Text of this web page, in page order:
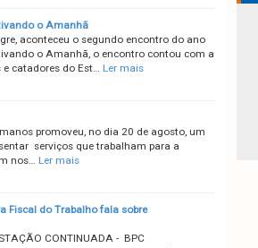
o Amanhã
aconteceu o segundo encontro do ano
o Amanhã, o encontro contou com a
catadores do Est…
Ler mais
promoveu, no dia 20 de agosto, um
serviços que trabalham para a
nos…
Ler mais
Fiscal do Trabalho fala sobre
CONTINUADA - BPC